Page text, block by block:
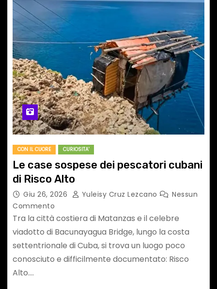
CON IL CUORE CURIOSITA'
Le case sospese dei pescatori cubani
di Risco Alto
Giu 26, 2026 Yuleisy Cruz Lezcano
Nessun
Commento
Tra la città costiera di Matanzas e il celebre
viadotto di Bacunayagua Bridge, lungo la costa
settentrionale di Cuba, si trova un luogo poco
conosciuto e difficilmente documentato: Risco
Alto.…